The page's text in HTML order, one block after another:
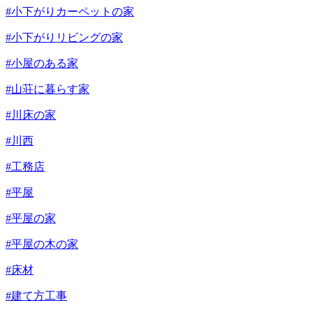
#小下がりカーペットの家
#小下がりリビングの家
#小屋のある家
#山荘に暮らす家
#川床の家
#川西
#工務店
#平屋
#平屋の家
#平屋の木の家
#床材
#建て方工事